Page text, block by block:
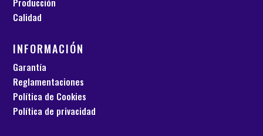
Calidad
INFORMACIÓN
Garantía
Reglamentaciones
Política de Cookies
Política de privacidad